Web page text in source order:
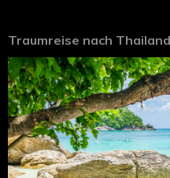
Traumreise nach Thailand